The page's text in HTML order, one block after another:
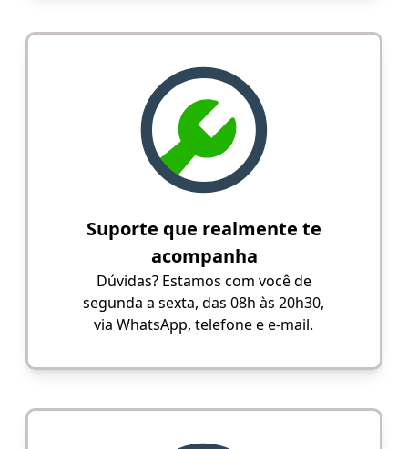
Suporte que realmente te
acompanha
Dúvidas? Estamos com você de
segunda a sexta, das 08h às 20h30,
via WhatsApp, telefone e e-mail.